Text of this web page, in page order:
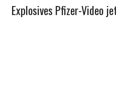
Gesellschaft
Explosives Pfizer-Video